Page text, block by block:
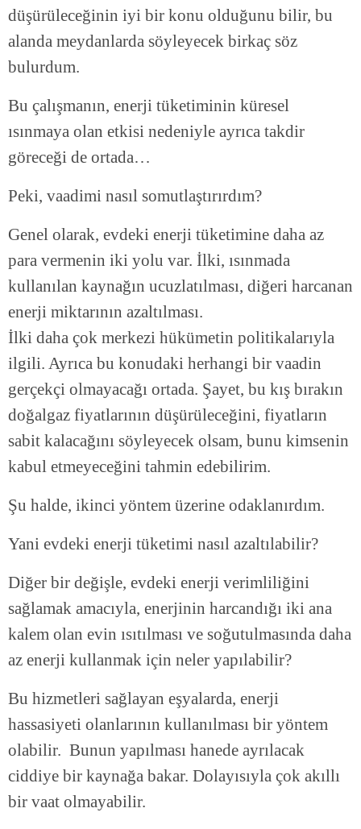
düşürüleceğinin iyi bir konu olduğunu bilir, bu
alanda meydanlarda söyleyecek birkaç söz
bulurdum.
Bu çalışmanın, enerji tüketiminin küresel
ısınmaya olan etkisi nedeniyle ayrıca takdir
göreceği de ortada…
Peki, vaadimi nasıl somutlaştırırdım?
Genel olarak, evdeki enerji tüketimine daha az
para vermenin iki yolu var. İlki, ısınmada
kullanılan kaynağın ucuzlatılması, diğeri harcanan
enerji miktarının azaltılması.
İlki daha çok merkezi hükümetin politikalarıyla
ilgili. Ayrıca bu konudaki herhangi bir vaadin
gerçekçi olmayacağı ortada. Şayet, bu kış bırakın
doğalgaz fiyatlarının düşürüleceğini, fiyatların
sabit kalacağını söyleyecek olsam, bunu kimsenin
kabul etmeyeceğini tahmin edebilirim.
Şu halde, ikinci yöntem üzerine odaklanırdım.
Yani evdeki enerji tüketimi nasıl azaltılabilir?
Diğer bir değişle, evdeki enerji verimliliğini
sağlamak amacıyla, enerjinin harcandığı iki ana
kalem olan evin ısıtılması ve soğutulmasında daha
az enerji kullanmak için neler yapılabilir?
Bu hizmetleri sağlayan eşyalarda, enerji
hassasiyeti olanlarının kullanılması bir yöntem
olabilir. Bunun yapılması hanede ayrılacak
ciddiye bir kaynağa bakar. Dolayısıyla çok akıllı
bir vaat olmayabilir.